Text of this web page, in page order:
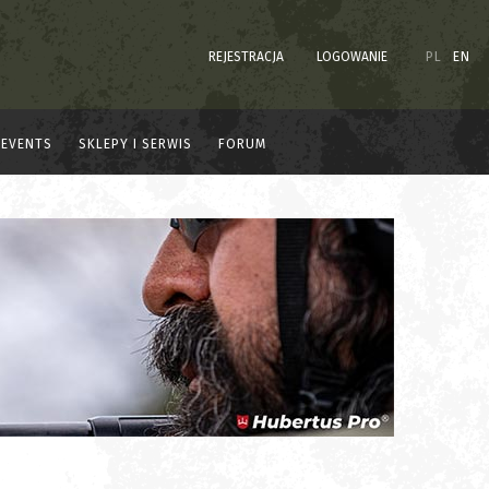
REJESTRACJA LOGOWANIE PL EN
EVENTS SKLEPY I SERWIS FORUM